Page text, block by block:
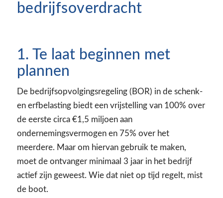
bedrijfsoverdracht
1. Te laat beginnen met
plannen
De bedrijfsopvolgingsregeling (BOR) in de schenk-
en erfbelasting biedt een vrijstelling van 100% over
de eerste circa €1,5 miljoen aan
ondernemingsvermogen en 75% over het
meerdere. Maar om hiervan gebruik te maken,
moet de ontvanger minimaal 3 jaar in het bedrijf
actief zijn geweest. Wie dat niet op tijd regelt, mist
de boot.